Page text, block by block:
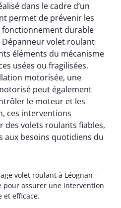
dans le cadre d’un
permet de prévenir les
fonctionnement durable
volet roulant
éléments du mécanisme
usées ou fragilisées.
motorisée, une
peut également
le moteur et les
ces interventions
volets roulants fiables,
aux besoins quotidiens du
volet roulant à Léognan –
pour assurer une intervention
et efficace.